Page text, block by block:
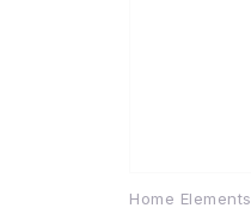
Home Elements